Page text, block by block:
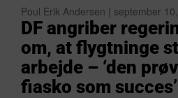
Poul Erik Andersen | september
DF angriber
om, at flygtninge
arbejde – ‘den
fiasko som succes’